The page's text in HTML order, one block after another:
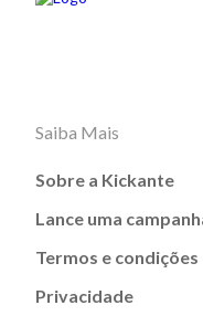
Saiba Mais
Sobre a Kickante
Lance uma
Termos e condições
Privacidade